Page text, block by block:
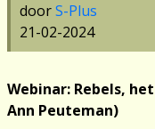
doorS-Plus
21-02-2024
Webinar: Rebels,
Ann Peuteman)